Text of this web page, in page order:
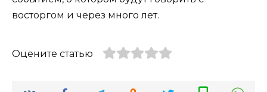
восторгом и через много лет.
Оцените статью